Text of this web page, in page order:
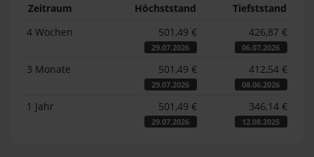
Zeitraum Höchststand
Tiefststand
4 Wochen
501,49 €
29.07.2026
426,87 €
06.07.2026
3 Monate 501,49 €
29.07.2026
412,54 €
08.06.2026
1 Jahr 501,49 €
29.07.2026
346,14 €
12.08.2025